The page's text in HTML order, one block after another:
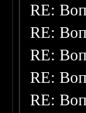
RE:
RE:
RE:
RE:
RE: